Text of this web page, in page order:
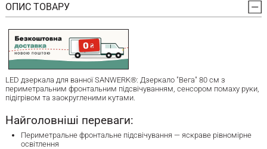
ОПИС ТОВАРУ
LED дзеркала для ванної SANWERK®: Дзеркало "Вега" 80 см з
периметральним фронтальним підсвічуванням, сенсором помаху руки,
підігрівом та заокругленими кутами.
Найголовніші переваги:
Периметральне фронтальне підсвічування — яскраве рівномірне
освітлення